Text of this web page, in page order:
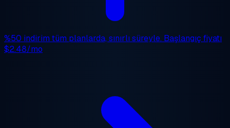
%50 indirim tüm planlarda, sınırlı süreyle. Başlangıç fiyatı
$2.48/mo